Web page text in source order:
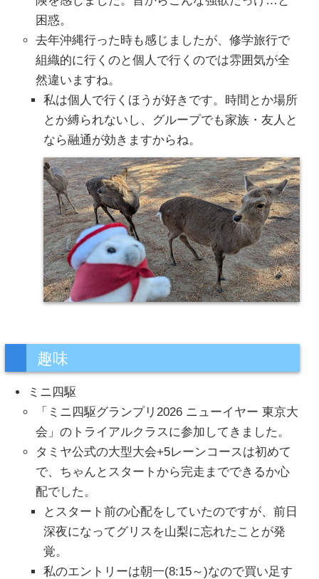
困惑。
去年沖縄行った時も感じましたが、修学旅行で
組織的に行くのと個人で行くのでは雰囲気が全
然違いますね。
私は個人で行くほうが好きです。時間とか場所
とか縛られないし、グループでも家族・友人と
なら融通が効きますからね。
趣味
ミニ四駆
「ミニ四駆グランプリ2026 ニューイヤー 東京大
会」のトライアルクラスに参加してきました。
タミヤ公式の大型大会+5レーンコースは初めて
で、ちゃんとスタートから完走までできるか心
配でした。
とスタート前の心配をしていたのですが、前日
深夜になってグリスを山梨に忘れたことが発
覚。
私のエントリーは朝一(8:15～)なので買い足す